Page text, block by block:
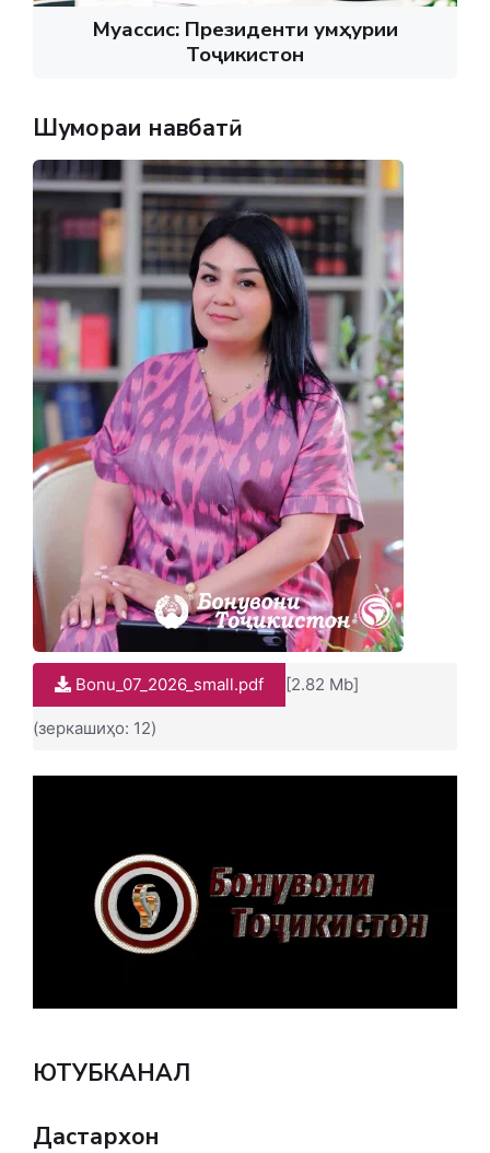
Муассис: Президенти Ҷумҳурии
Тоҷикистон
Шумораи навбатӣ
Bonu_07_2026_small.pdf [2.82 Mb]
(зеркашиҳо: 12)
ЮТУБКАНАЛ
Дастархон